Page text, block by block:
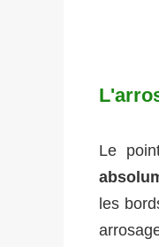
Le
les